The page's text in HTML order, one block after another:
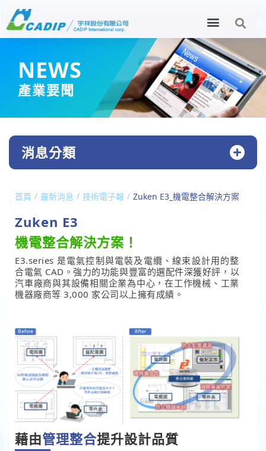
NEWS
產業要聞
消息分類
首頁 / 最新消息 / 技術電子報 / Zuken E3_機電整合解決方案
Zuken E3
機電整合解決方案！
E3.series 是電氣控制與電裝及電纜、線束設計用的整
合電氣 CAD。強力的功能與豐富的選配件深獲好評，以
汽車廠商與其設備相關企業為中心，在工作機械、工業
機器廠商等 3,000 家公司以上擁有成績。
藉由管理整合提升設計品質